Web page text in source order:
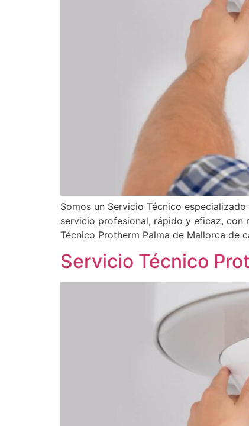
Somos un Servicio Técnico
servicio profesional, rápido y eficaz, con
Técnico Protherm Palma de Mallorca de
Servicio Técnico